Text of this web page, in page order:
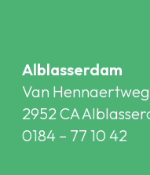
Alblasserdam
Van
2952 CA
0184 – 77 10 42